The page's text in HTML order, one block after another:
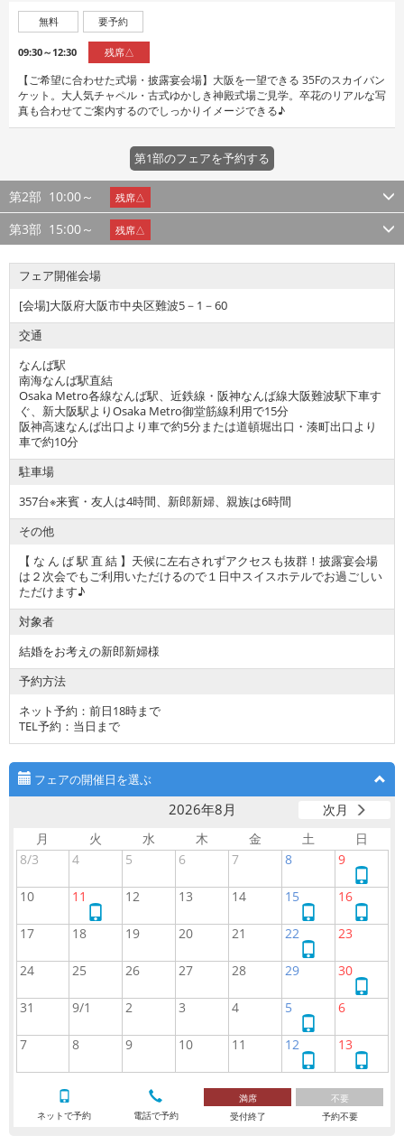
無料 要予約
09:30～12:30 残席△
【ご希望に合わせた式場・披露宴会場】大阪を一望できる 35Fのスカイバン
ケット。大人気チャペル・古式ゆかしき神殿式場ご見学。卒花のリアルな写
真も合わせてご案内するのでしっかりイメージできる♪
第1部のフェアを予約する
第2部 10:00～ 残席△
第3部 15:00～ 残席△
フェア開催会場
[会場]大阪府大阪市中央区難波5－1－60
交通
なんば駅
南海なんば駅直結
Osaka Metro各線なんば駅、近鉄線・阪神なんば線大阪難波駅下車す
ぐ、新大阪駅よりOsaka Metro御堂筋線利用で15分
阪神高速なんば出口より車で約5分または道頓堀出口・湊町出口より
車で約10分
駐車場
357台※来賓・友人は4時間、新郎新婦、親族は6時間
その他
【 な ん ば 駅 直 結 】天候に左右されずアクセスも抜群！披露宴会場
は２次会でもご利用いただけるので１日中スイスホテルでお過ごしい
ただけます♪
対象者
結婚をお考えの新郎新婦様
予約方法
ネット予約：前日18時まで
TEL予約：当日まで
フェアの開催日を選ぶ
2026年8月
次月
月
火 水 木 金 土
日
8/3
4 5 6 7 8 9
ッ
で
約
10 11
ッ
で
約
12 13 14 15
ッ
で
約
16
ッ
で
約
17 18 19 20 21 22
ッ
で
約
23
24 25 26 27 28 29 30
ッ
で
約
31 9/1 2 3 4 5
ッ
で
予
約
6
7 8 9 10 11 12
ッ
ト
で
13
ッ
ト
で
ネットで予約 電話で予約
満席
受付終了
不要
予約不要